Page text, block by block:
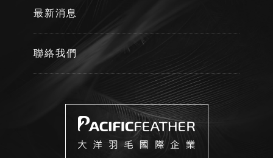
最新消息
聯絡我們